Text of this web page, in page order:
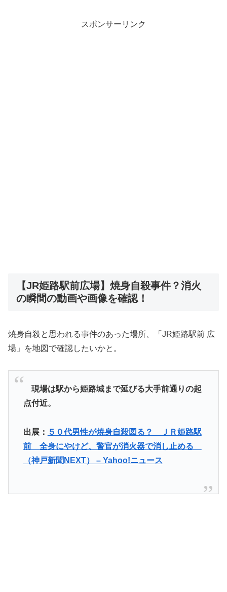
スポンサーリンク
【JR姫路駅前広場】焼身自殺事件？消火
の瞬間の動画や画像を確認！
焼身自殺と思われる事件のあった場所、「JR姫路駅前 広
場」を地図で確認したいかと。
現場は駅から姫路城まで延びる大手前通りの起
点付近。
出展： ５０代男性が焼身自殺図る？ ＪＲ姫路駅
前 全身にやけど、警官が消火器で消し止める
（神戸新聞NEXT） – Yahoo!ニュース